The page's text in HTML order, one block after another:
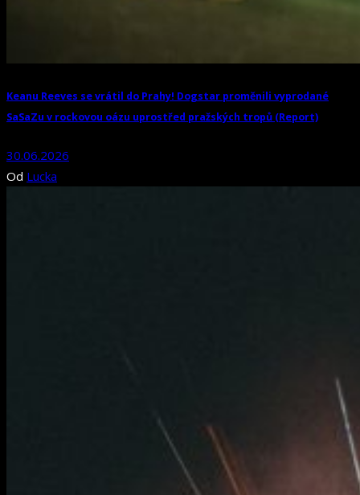
Keanu Reeves se vrátil do Prahy! Dogstar proměnili vyprodané
SaSaZu v rockovou oázu uprostřed pražských tropů (Report)
30.06.2026
Od Lucka